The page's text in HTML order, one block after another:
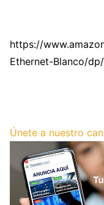
https://
Ethernet-Blanco/
Únete a nuestro